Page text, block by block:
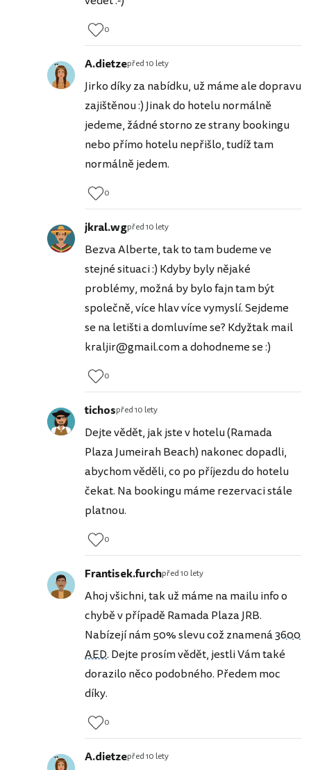
0
A.dietzepřed 10 lety
Jirko díky za nabídku, už máme ale dopravu
zajištěnou :) Jinak do hotelu normálně
jedeme, žádné storno ze strany bookingu
nebo přímo hotelu nepřišlo, tudíž tam
normálně jedem.
0
jkral.wgpřed 10 lety
Bezva Alberte, tak to tam budeme ve
stejné situaci :) Kdyby byly nějaké
problémy, možná by bylo fajn tam být
společně, více hlav více vymyslí. Sejdeme
se na letišti a domluvíme se? Kdyžtak mail
kraljir@gmail.com a dohodneme se :)
0
tichospřed 10 lety
Dejte vědět, jak jste v hotelu (Ramada
Plaza Jumeirah Beach) nakonec dopadli,
abychom věděli, co po příjezdu do hotelu
čekat. Na bookingu máme rezervaci stále
platnou.
0
Frantisek.furchpřed 10 lety
Ahoj všichni, tak už máme na mailu info o
chybě v případě Ramada Plaza JRB.
Nabízejí nám 50% slevu což znamená3600
AED. Dejte prosím vědět, jestli Vám také
dorazilo něco podobného. Předem moc
díky.
0
A.dietzepřed 10 lety